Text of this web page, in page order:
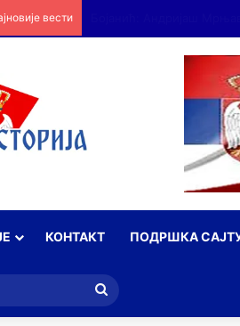
вести
КОНТАКТ ПОДРШКА